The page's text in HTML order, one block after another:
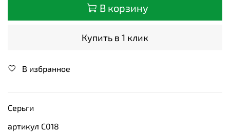
В корзину
Купить в 1 клик
В избранное
Серьги
артикул С018